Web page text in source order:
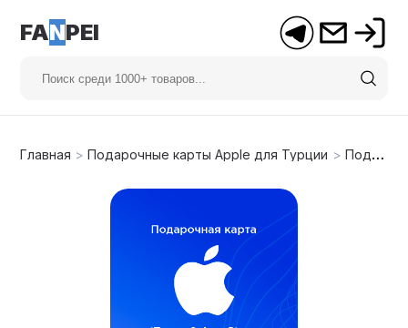
FANPEI
Главная >Подарочные карты Apple для Турции >Подарочная карта Apple на 250₺